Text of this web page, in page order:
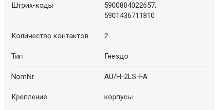
Штрих-коды
5900804022657;
5901436711810
Количество контактов 2
Тип Гнездо
NomNr AU/H-2LS-FA
Крепление корпусы